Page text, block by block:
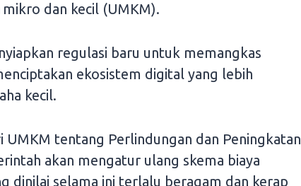
dan kecil (UMKM).
regulasi baru untuk memangkas
ekosistem digital yang lebih
kecil.
tentang Perlindungan dan Peningkatan
akan mengatur ulang skema biaya
dinilai selama ini terlalu beragam dan kerap